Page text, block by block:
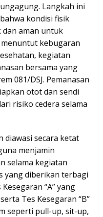
Langkah ini
kondisi fisik
dan aman untuk
kebugaran
kegiatan
bersama yang
081/DSJ. Pemanasan
otot dan sendi
risiko cedera selama
diawasi secara ketat
menjamin
selama kegiatan
yang diberikan terbagi
“A” yang
Tes Kesegaran “B”
seperti pull-up, sit-up,